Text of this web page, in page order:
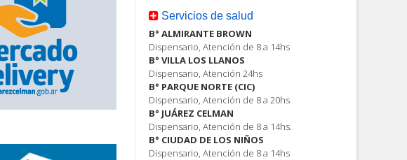
Servicios de salud
B° ALMIRANTE BROWN
Dispensario, Atención de 8 a 14hs
B° VILLA LOS LLANOS
Dispensario, Atención 24hs
B° PARQUE NORTE (CIC)
Dispensario, Atención de 8 a 20hs
B° JUÁREZ CELMAN
Dispensario, Atención de 8 a 14hs.
B° CIUDAD DE LOS NIÑOS
Dispensario, Atención de 8 a 14hs